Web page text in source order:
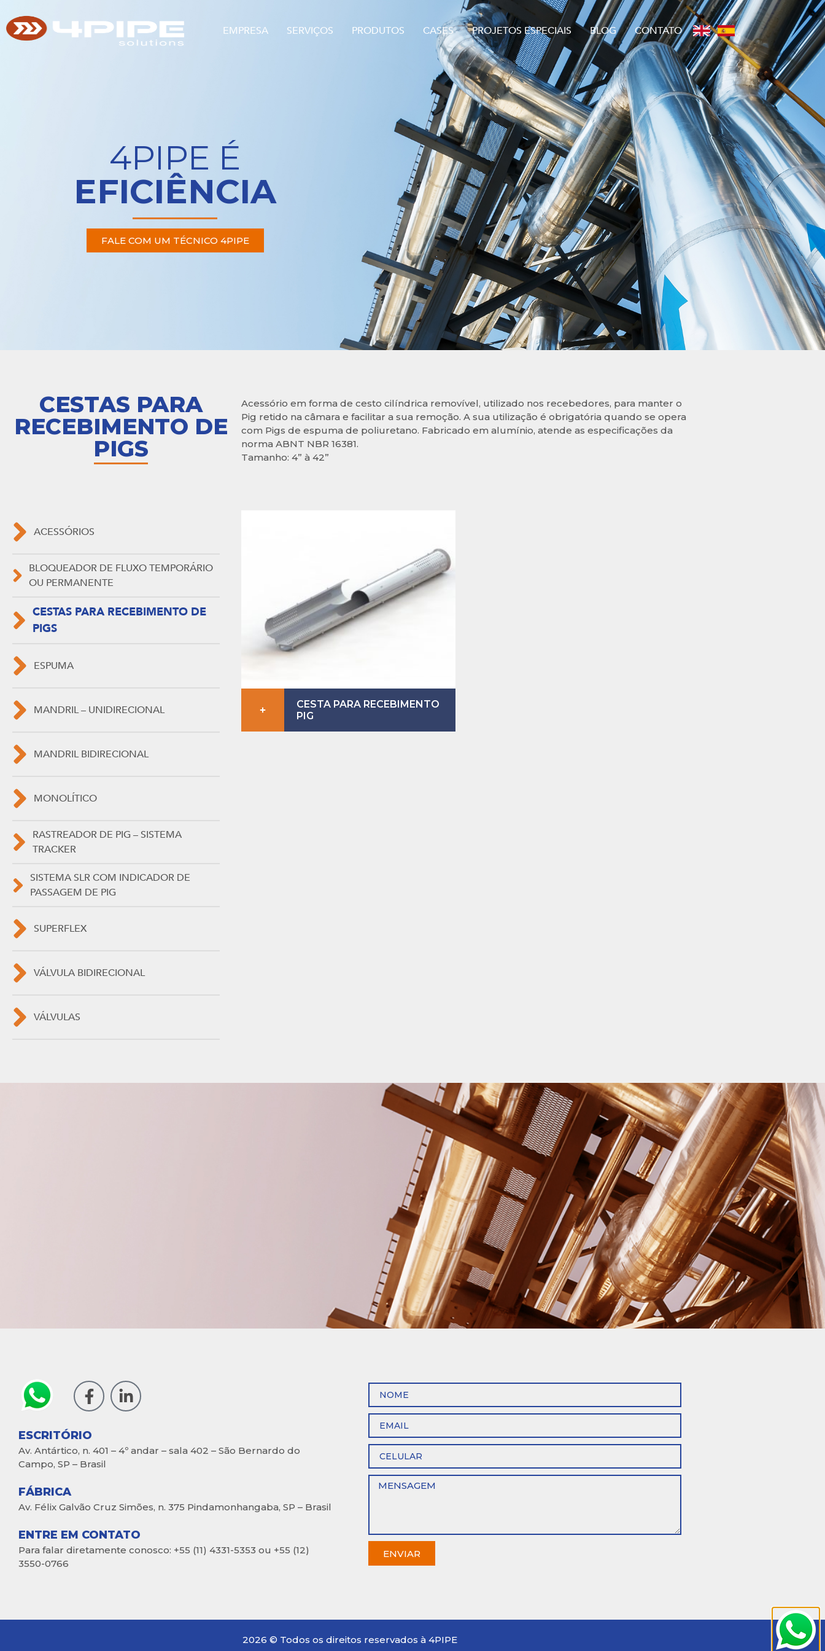
EMPRESA SERVIÇOS PRODUTOS CASES PROJETOS ESPECIAIS BLOG CONTATO
4PIPE É
EFICIÊNCIA
FALE COM UM TÉCNICO 4PIPE
CESTAS PARA
RECEBIMENTO DE
PIGS
Acessório em forma de cesto cilíndrica removível, utilizado nos recebedores, para manter o
Pig retido na câmara e facilitar a sua remoção. A sua utilização é obrigatória quando se opera
com Pigs de espuma de poliuretano. Fabricado em alumínio, atende as especificações da
norma ABNT NBR 16381.
Tamanho: 4” à 42”
ACESSÓRIOS
BLOQUEADOR DE FLUXO TEMPORÁRIO
OU PERMANENTE
CESTAS PARA RECEBIMENTO DE
PIGS
ESPUMA
MANDRIL – UNIDIRECIONAL
MANDRIL BIDIRECIONAL
MONOLÍTICO
RASTREADOR DE PIG – SISTEMA
TRACKER
SISTEMA SLR COM INDICADOR DE
PASSAGEM DE PIG
SUPERFLEX
VÁLVULA BIDIRECIONAL
VÁLVULAS
CESTA PARA RECEBIMENTO
PIG
ESCRITÓRIO
Av. Antártico, n. 401 – 4º andar – sala 402 – São Bernardo do
Campo, SP – Brasil
FÁBRICA
Av. Félix Galvão Cruz Simões, n. 375 Pindamonhangaba, SP – Brasil
ENTRE EM CONTATO
Para falar diretamente conosco: +55 (11) 4331-5353 ou +55 (12)
3550-0766
ENVIAR
2026 © Todos os direitos reservados à 4PIPE